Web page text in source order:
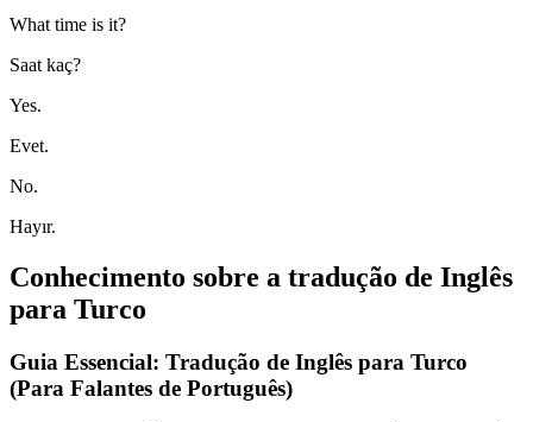
What time is it?
Saat kaç?
Yes.
Evet.
No.
Hayır.
Conhecimento sobre a tradução de Inglês
para Turco
Guia Essencial: Tradução de Inglês para Turco
(Para Falantes de Português)